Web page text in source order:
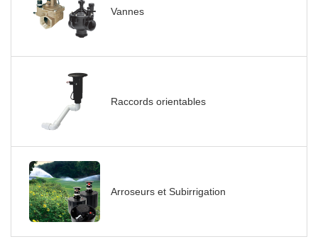
Vannes
Raccords orientables
Arroseurs et Subirrigation